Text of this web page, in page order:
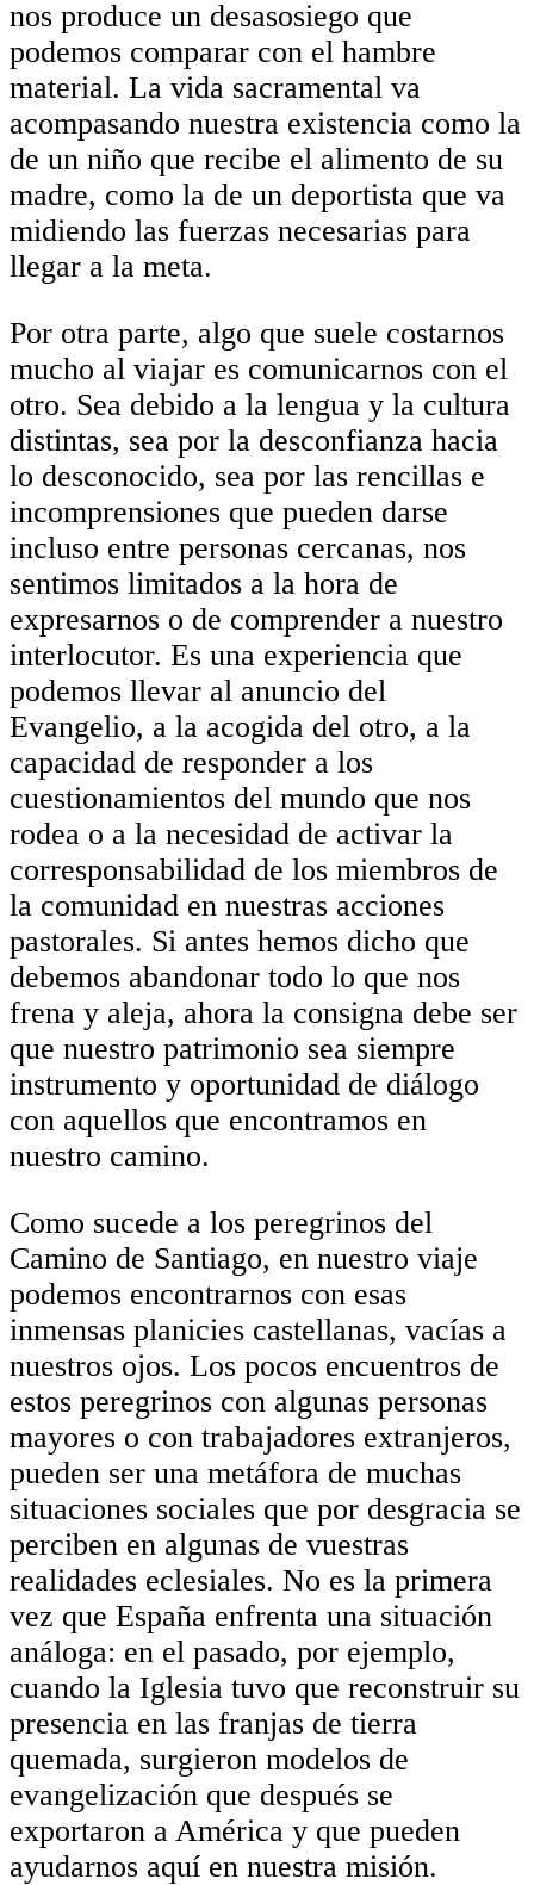
nos produce un desasosiego que
podemos comparar con el hambre
material. La vida sacramental va
acompasando nuestra existencia como la
de un niño que recibe el alimento de su
madre, como la de un deportista que va
midiendo las fuerzas necesarias para
llegar a la meta.
Por otra parte, algo que suele costarnos
mucho al viajar es comunicarnos con el
otro. Sea debido a la lengua y la cultura
distintas, sea por la desconfianza hacia
lo desconocido, sea por las rencillas e
incomprensiones que pueden darse
incluso entre personas cercanas, nos
sentimos limitados a la hora de
expresarnos o de comprender a nuestro
interlocutor. Es una experiencia que
podemos llevar al anuncio del
Evangelio, a la acogida del otro, a la
capacidad de responder a los
cuestionamientos del mundo que nos
rodea o a la necesidad de activar la
corresponsabilidad de los miembros de
la comunidad en nuestras acciones
pastorales. Si antes hemos dicho que
debemos abandonar todo lo que nos
frena y aleja, ahora la consigna debe ser
que nuestro patrimonio sea siempre
instrumento y oportunidad de diálogo
con aquellos que encontramos en
nuestro camino.
Como sucede a los peregrinos del
Camino de Santiago, en nuestro viaje
podemos encontrarnos con esas
inmensas planicies castellanas, vacías a
nuestros ojos. Los pocos encuentros de
estos peregrinos con algunas personas
mayores o con trabajadores extranjeros,
pueden ser una metáfora de muchas
situaciones sociales que por desgracia se
perciben en algunas de vuestras
realidades eclesiales. No es la primera
vez que España enfrenta una situación
análoga: en el pasado, por ejemplo,
cuando la Iglesia tuvo que reconstruir su
presencia en las franjas de tierra
quemada, surgieron modelos de
evangelización que después se
exportaron a América y que pueden
ayudarnos aquí en nuestra misión.